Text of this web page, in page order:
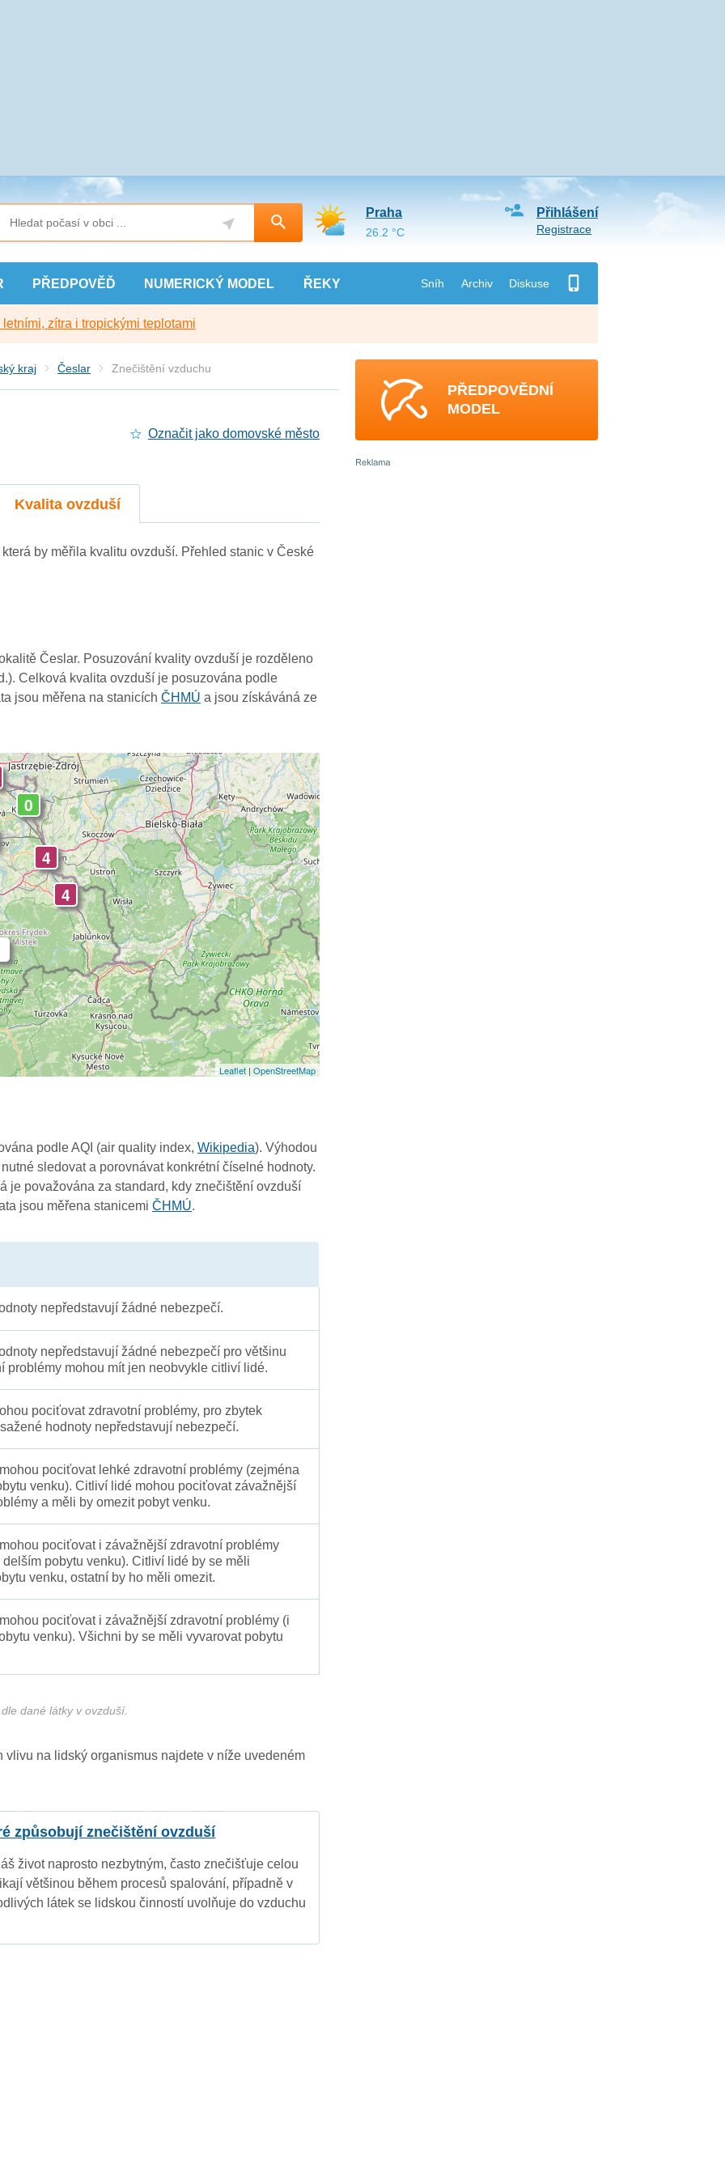
PŘEDPOVĚĎ NUMERICKÝ MODEL ŘEKY Sníh Archiv Diskuse
Přihlášení
Registrace
Praha
26.2 °C
zítra i tropickými teplotami
kraj Česlar Znečištění vzduchu
Označit jako domovské město
Kvalita ovzduší
by měřila kvalitu ovzduší. Přehled stanic v České
Česlar. Posuzování kvality ovzduší je rozděleno
Celková kvalita ovzduší je posuzována podle
jsou měřena na stanicíchČHMÚ a jsou získáváná ze
4
0
4
Leaflet| OpenStreetMap
podle AQI (air quality index,Wikipedia). Výhodou
sledovat a porovnávat konkrétní číselné hodnoty.
je považována za standard, kdy znečištění ovzduší
jsou měřena stanicemiČHMÚ.
nepředstavují žádné nebezpečí.
nepředstavují žádné nebezpečí pro většinu
problémy mohou mít jen neobvykle citliví lidé.
pociťovat zdravotní problémy, pro zbytek
hodnoty nepředstavují nebezpečí.
pociťovat lehké zdravotní problémy (zejména
venku). Citliví lidé mohou pociťovat závažnější
a měli by omezit pobyt venku.
pociťovat i závažnější zdravotní problémy
delším pobytu venku). Citliví lidé by se měli
venku, ostatní by ho měli omezit.
pociťovat i závažnější zdravotní problémy (i
venku). Všichni by se měli vyvarovat pobytu
dané látky v ovzduší.
vlivu na lidský organismus najdete v níže uvedeném
způsobují znečištění ovzduší
život naprosto nezbytným, často znečišťuje celou
většinou během procesů spalování, případně v
látek se lidskou činností uvolňuje do vzduchu
PŘEDPOVĚDNÍ
MODEL